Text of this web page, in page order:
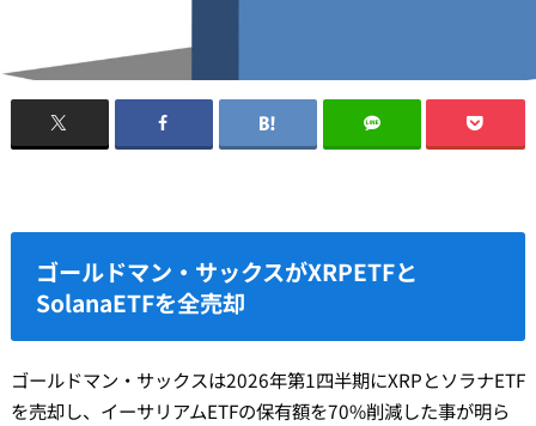
ゴールドマン・サックスがXRPETFと
SolanaETFを全売却
ゴールドマン・サックスは2026年第1四半期にXRPとソラナETF
を売却し、イーサリアムETFの保有額を70%削減した事が明ら